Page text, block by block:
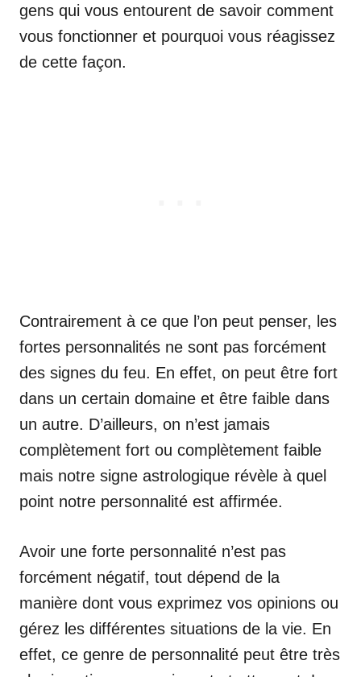
gens qui vous entourent de savoir comment
vous fonctionner et pourquoi vous réagissez
de cette façon.
Contrairement à ce que l’on peut penser, les
fortes personnalités ne sont pas forcément
des signes du feu. En effet, on peut être fort
dans un certain domaine et être faible dans
un autre. D’ailleurs, on n’est jamais
complètement fort ou complètement faible
mais notre signe astrologique révèle à quel
point notre personnalité est affirmée.
Avoir une forte personnalité n’est pas
forcément négatif, tout dépend de la
manière dont vous exprimez vos opinions ou
gérez les différentes situations de la vie. En
effet, ce genre de personnalité peut être très